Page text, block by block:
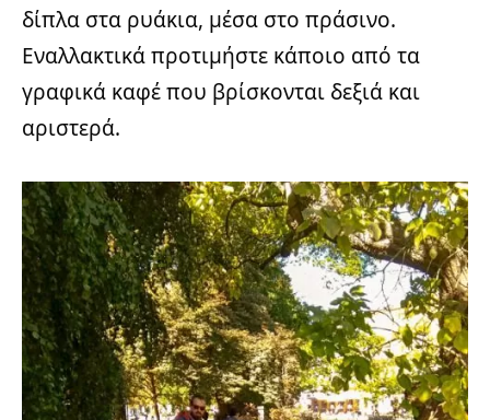
δίπλα στα ρυάκια, μέσα στο πράσινο.
Εναλλακτικά προτιμήστε κάποιο από τα
γραφικά καφέ που βρίσκονται δεξιά και
αριστερά.